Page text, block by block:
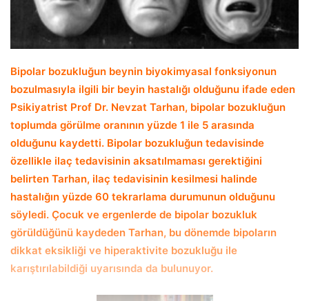
Bipolar bozukluğun beynin biyokimyasal fonksiyonun
bozulmasıyla ilgili bir beyin hastalığı olduğunu ifade eden
Psikiyatrist Prof Dr. Nevzat Tarhan, bipolar bozukluğun
toplumda görülme oranının yüzde 1 ile 5 arasında
olduğunu kaydetti. Bipolar bozukluğun tedavisinde
özellikle ilaç tedavisinin aksatılmaması gerektiğini
belirten Tarhan, ilaç tedavisinin kesilmesi halinde
hastalığın yüzde 60 tekrarlama durumunun olduğunu
söyledi. Çocuk ve ergenlerde de bipolar bozukluk
görüldüğünü kaydeden Tarhan, bu dönemde bipoların
dikkat eksikliği ve hiperaktivite bozukluğu ile
karıştırılabildiği uyarısında da bulunuyor.